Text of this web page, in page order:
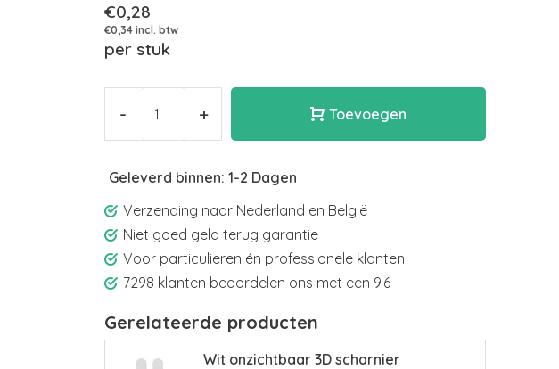
€0,28
€0,34 incl. btw
per stuk
- + Toevoegen
Geleverd binnen: 1-2 Dagen
Verzending naar Nederland en België
Niet goed geld terug garantie
Voor particulieren én professionele klanten
7298 klanten beoordelen ons met een 9.6
Gerelateerde producten
Wit onzichtbaar 3D scharnier